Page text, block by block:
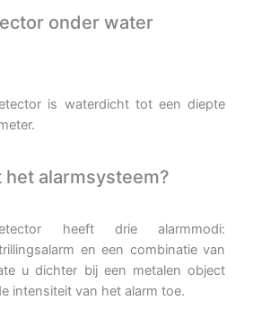
onder water
is waterdicht tot een diepte
het alarmsysteem?
heeft drie alarmmodi:
en een combinatie van
u dichter bij een metalen object
intensiteit van het alarm toe.